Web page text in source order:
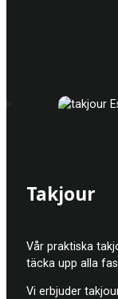
Takjour
Vår praktiska
täcka upp alla
Vi erbjuder